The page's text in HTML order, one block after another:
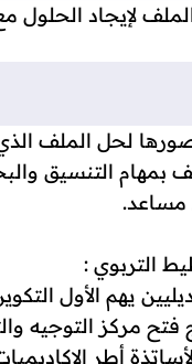
لإيجاد الحلول
بمهام التنسيق
مساعد.
التربوي :
يهم الأول
فتح مركز